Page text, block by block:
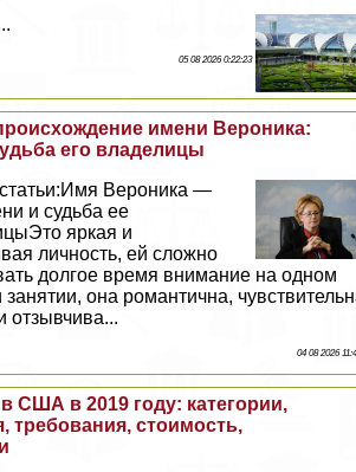
05 08 2026 0:22:23
имени Вероника:
его владелицы
Вероника —
и судьба ее
яркая и
личность, ей сложно
долгое время внимание на одном
она романтична,
отзывчива...
04 08 2026
США в 2019 году: категории,
требования, стоимость,